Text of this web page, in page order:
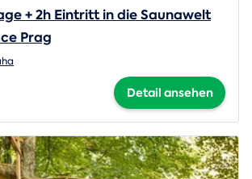
+ 2h Eintritt in die Saunawelt
Prag
Detail ansehen